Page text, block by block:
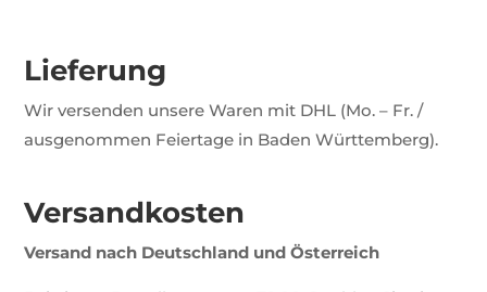
Lieferung
Wir versenden unsere Waren mit DHL (Mo. – Fr. /
ausgenommen Feiertage in Baden Württemberg).
Versandkosten
Versand nach Deutschland und Österreich